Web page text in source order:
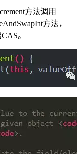
方法调用
方法，
。